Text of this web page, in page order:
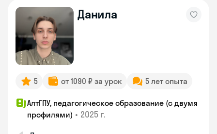
Данила
5 от 1090 ₽ за урок 5 лет опыта
АлтГПУ, педагогическое образование (с двумя
профилями) • 2025 г.